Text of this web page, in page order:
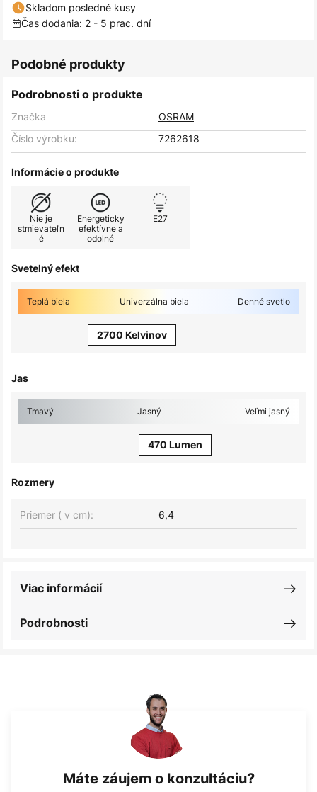
Skladom posledné kusy
Čas dodania: 2 - 5 prac. dní
Podobné produkty
Podrobnosti o produkte
Značka
OSRAM
Číslo výrobku:
7262618
Informácie o produkte
Nie je
stmievateľn
é
Energeticky
efektívne a
odolné
E27
Svetelný efekt
Teplá biela Univerzálna biela Denné svetlo
2700 Kelvinov
Jas
Tmavý Jasný Veľmi jasný
470 Lumen
Rozmery
Priemer ( v cm): 6,4
Podrobnosti
Viac informácií
Máte záujem o konzultáciu?